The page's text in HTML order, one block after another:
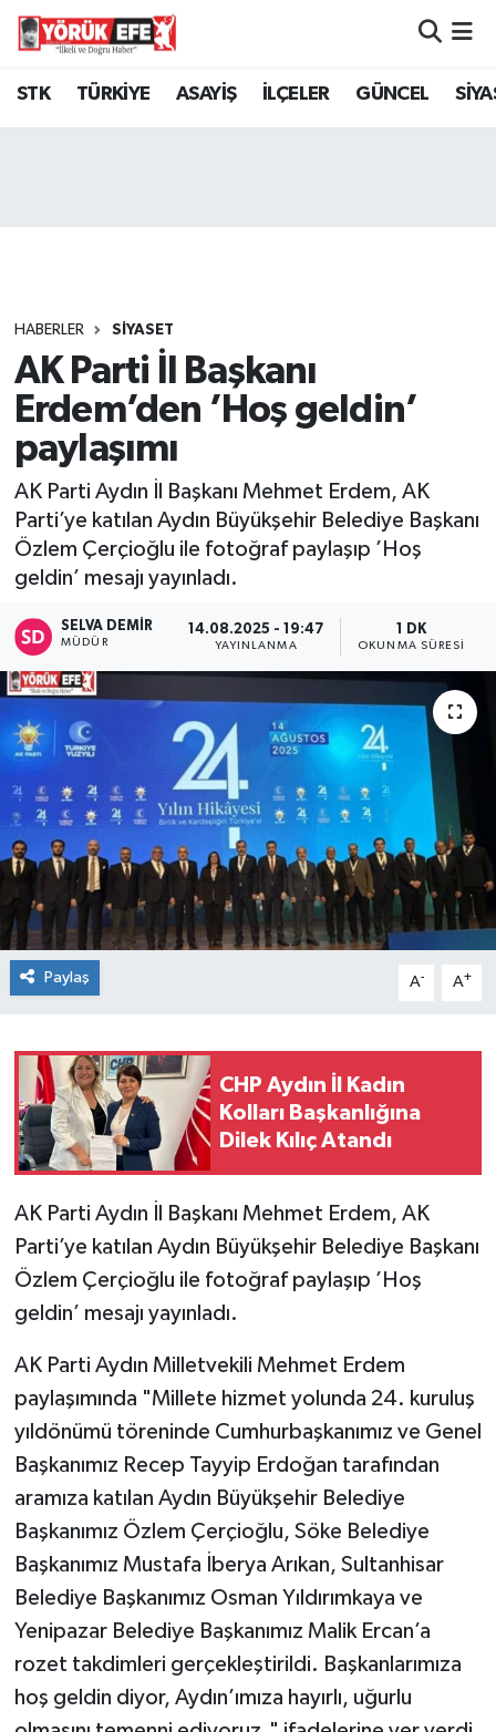
STK TÜRKİYE ASAYİŞ İLÇELER GÜNCEL
HABERLER SİYASET
AK Parti İl Başkanı
Erdem’den ’Hoş geldin’
paylaşımı
AK Parti Aydın İl Başkanı Mehmet Erdem, AK
Parti’ye katılan Aydın Büyükşehir Belediye Başkanı
Özlem Çerçioğlu ile fotoğraf paylaşıp ’Hoş
geldin’ mesajı yayınladı.
SELVA DEMIR
MÜDÜR
14.08.2025 - 19:47
YAYINLANMA
1 DK
OKUNMA SÜRESI
Paylaş A- A+
CHP Aydın İl Kadın
Kolları Başkanlığına
Dilek Kılıç Atandı
AK Parti Aydın İl Başkanı Mehmet Erdem, AK
Parti’ye katılan Aydın Büyükşehir Belediye Başkanı
Özlem Çerçioğlu ile fotoğraf paylaşıp ’Hoş
geldin’ mesajı yayınladı.
AK Parti Aydın Milletvekili Mehmet Erdem
paylaşımında "Millete hizmet yolunda 24. kuruluş
yıldönümü töreninde Cumhurbaşkanımız ve Genel
Başkanımız Recep Tayyip Erdoğan tarafından
aramıza katılan Aydın Büyükşehir Belediye
Başkanımız Özlem Çerçioğlu, Söke Belediye
Başkanımız Mustafa İberya Arıkan, Sultanhisar
Belediye Başkanımız Osman Yıldırımkaya ve
Yenipazar Belediye Başkanımız Malik Ercan’a
rozet takdimleri gerçekleştirildi. Başkanlarımıza
hoş geldin diyor, Aydın’ımıza hayırlı, uğurlu
Aydın Nöbetçi Eczaneler
Tüm Manşetler
Son Dakika Haberleri
Haber Arşivi